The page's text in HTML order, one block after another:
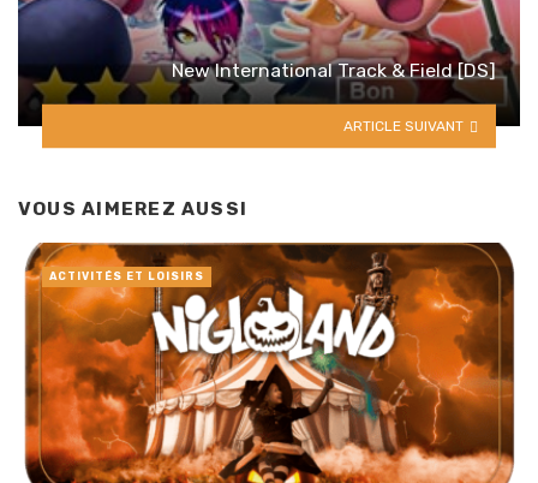
New International Track & Field [DS]
ARTICLE SUIVANT
VOUS AIMEREZ AUSSI
ACTIVITÉS ET LOISIRS